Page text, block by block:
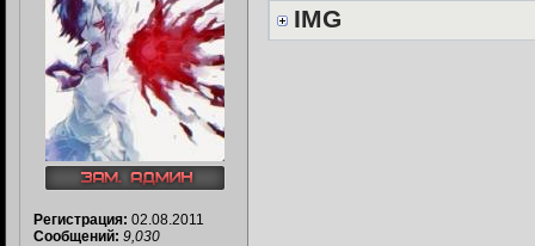
Регистрация: 02.08.2011
Сообщений: 9,030
IMG